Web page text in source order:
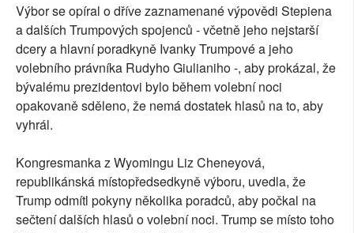
Výbor se opíral o dříve zaznamenané výpovědi Stepiena
a dalších Trumpových spojenců - včetně jeho nejstarší
dcery a hlavní poradkyně Ivanky Trumpové a jeho
volebního právníka Rudyho Giulianiho -, aby prokázal, že
bývalému prezidentovi bylo během volební noci
opakovaně sděleno, že nemá dostatek hlasů na to, aby
vyhrál.
Kongresmanka z Wyomingu Liz Cheneyová,
republikánská místopředsedkyně výboru, uvedla, že
Trump odmítl pokyny několika poradců, aby počkal na
sečtení dalších hlasů o volební noci. Trump se místo toho